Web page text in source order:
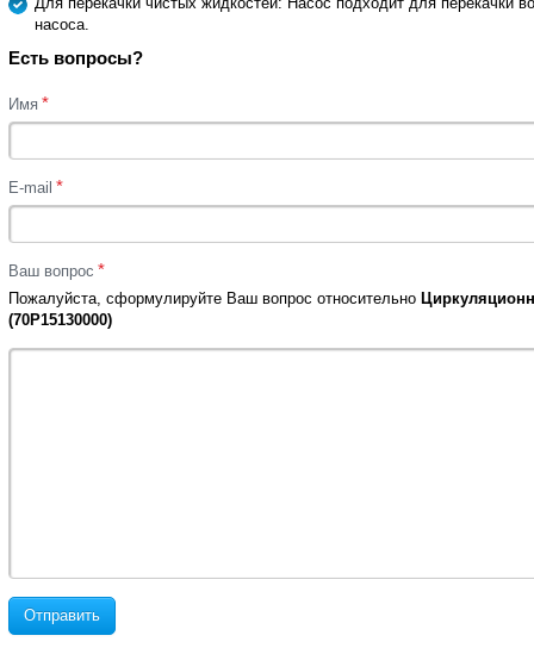
насоса.
Есть вопросы?
Имя *
E-mail *
Ваш вопрос *
Пожалуйста, сформулируйте Ваш вопрос относительно
(70P15130000)
Отправить